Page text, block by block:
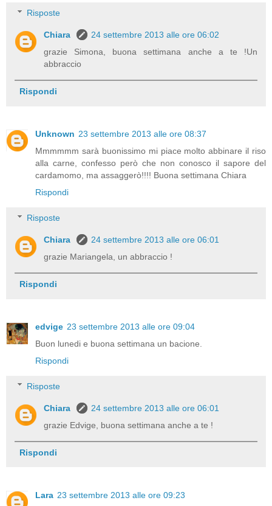
Risposte
Chiara
24 settembre 2013 alle ore 06:02
grazie Simona, buona settimana anche a te !Un
abbraccio
Rispondi
Unknown 23 settembre 2013 alle ore 08:37
Mmmmmm sarà buonissimo mi piace molto abbinare il riso
alla carne, confesso però che non conosco il sapore del
cardamomo, ma assaggerò!!!! Buona settimana Chiara
Rispondi
Risposte
Chiara
24 settembre 2013 alle ore 06:01
grazie Mariangela, un abbraccio !
Rispondi
edvige 23 settembre 2013 alle ore 09:04
Buon lunedi e buona settimana un bacione.
Rispondi
Risposte
Chiara
24 settembre 2013 alle ore 06:01
grazie Edvige, buona settimana anche a te !
Rispondi
Lara 23 settembre 2013 alle ore 09:23